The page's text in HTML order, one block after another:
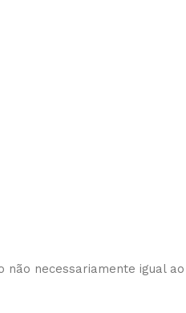
não necessariamente igual ao